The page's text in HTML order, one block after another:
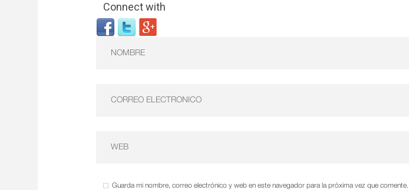
Connect with
Guarda mi nombre, correo electrónico y web en este navegador para la próxima vez que comente.